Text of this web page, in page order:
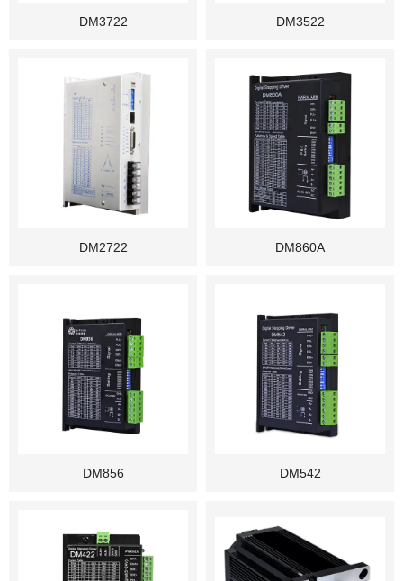
DM3722 DM3522
DM2722 DM860A
DM856 DM542